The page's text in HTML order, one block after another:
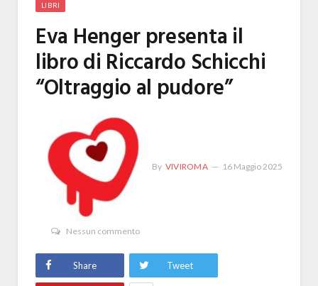
LIBRI
Eva Henger presenta il
libro di Riccardo Schicchi
“Oltraggio al pudore”
By VIVIROMA 16 Maggio 2025
Nessun commento
Share Tweet